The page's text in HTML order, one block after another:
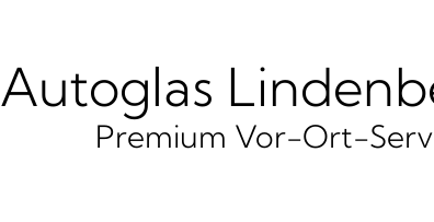
Autoglas
Premium Vor-Ort-